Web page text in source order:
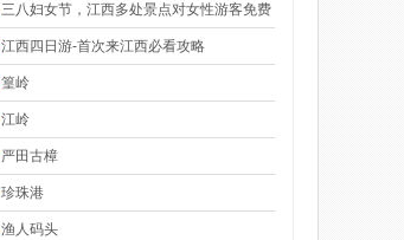
三八妇女节，江西多处景点对女性游客免费
江西四日游-首次来江西必看攻略
篁岭
江岭
严田古樟
珍珠港
渔人码头